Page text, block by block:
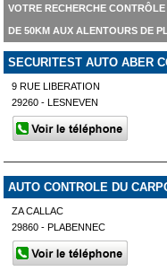
VOTRE RECHERCHE
DE 50KM AUX ALENTOURS DE
SECURITEST AUTO ABER
9 RUE LIBERATION
29260 - LESNEVEN
AUTO CONTROLE DU
ZA CALLAC
29860 - PLABENNEC